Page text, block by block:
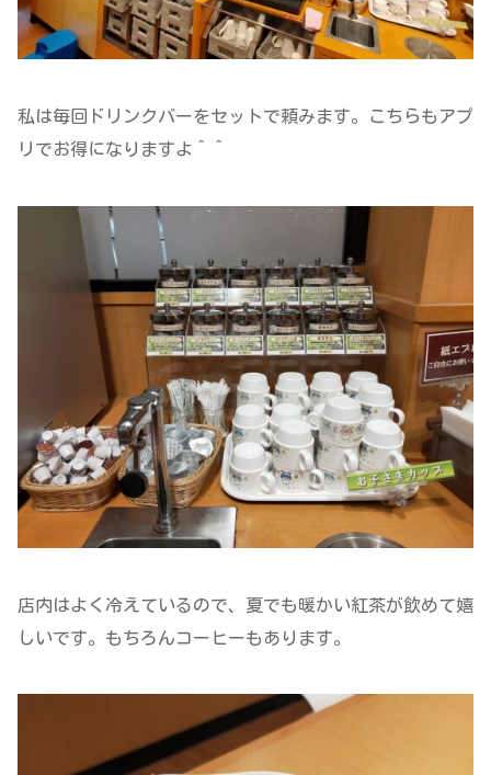
私は毎回ドリンクバーをセットで頼みます。こちらもアプ
リでお得になりますよ＾＾
店内はよく冷えているので、夏でも暖かい紅茶が飲めて嬉
しいです。もちろんコーヒーもあります。